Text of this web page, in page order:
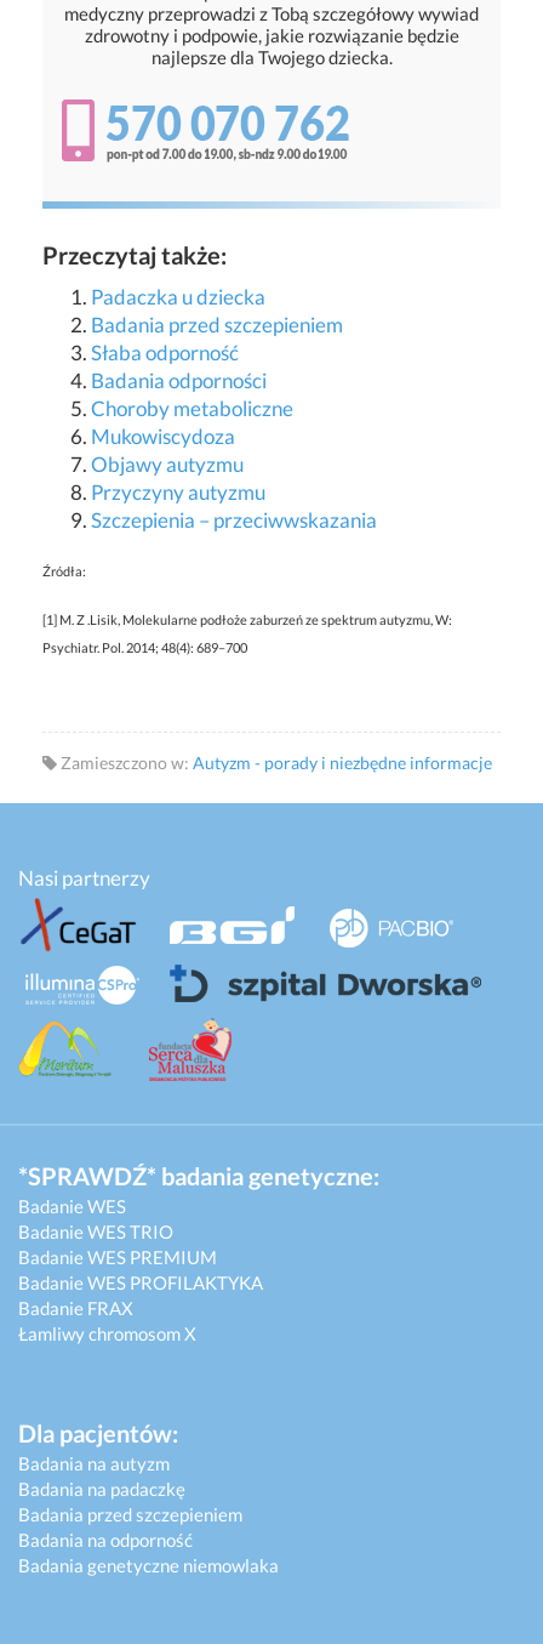
medyczny przeprowadzi z Tobą szczegółowy wywiad
zdrowotny i podpowie, jakie rozwiązanie będzie
najlepsze dla Twojego dziecka.
Przeczytaj także:
Padaczka u dziecka
Badania przed szczepieniem
Słaba odporność
Badania odporności
Choroby metaboliczne
Mukowiscydoza
Objawy autyzmu
Przyczyny autyzmu
Szczepienia – przeciwwskazania
Źródła:
[1] M. Z .Lisik, Molekularne podłoże zaburzeń ze spektrum autyzmu, W:
Psychiatr. Pol. 2014; 48(4): 689–700
Zamieszczono w: Autyzm - porady i niezbędne informacje
Nasi partnerzy
*SPRAWDŹ* badania genetyczne:
Badanie WES
Badanie WES TRIO
Badanie WES PREMIUM
Badanie WES PROFILAKTYKA
Badanie FRAX
Łamliwy chromosom X
Dla pacjentów:
Badania na autyzm
Badania na padaczkę
Badania przed szczepieniem
Badania na odporność
Badania genetyczne niemowlaka